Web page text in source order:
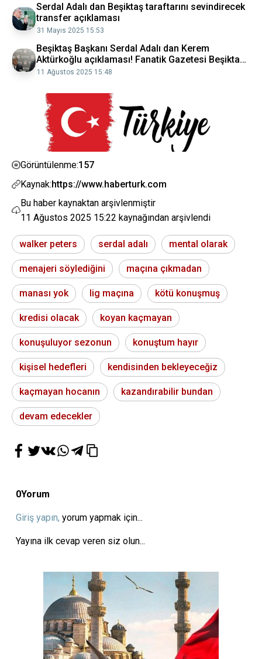
Serdal Adalı dan Beşiktaş taraftarını sevindirecek
transfer açıklaması
31 Mayıs 2025 15:53
Beşiktaş Başkanı Serdal Adalı dan Kerem
Aktürkoğlu açıklaması! Fanatik Gazetesi Beşiktaş
(BJK) Haberleri Spor
11 Ağustos 2025 15:48
Görüntülenme:157
Kaynak:https://www.haberturk.com
Bu haber kaynaktan arşivlenmiştir
11 Ağustos 2025 15:22 kaynağından arşivlendi
walker peters serdal adalı mental olarak
menajeri söylediğini maçına çıkmadan
manası yok lig maçına kötü konuşmuş
kredisi olacak koyan kaçmayan
konuşuluyor sezonun konuştum hayır
kişisel hedefleri kendisinden bekleyeceğiz
kaçmayan hocanın kazandırabilir bundan
devam edecekler
0Yorum
Giriş yapın, yorum yapmak için...
Yayına ilk cevap veren siz olun...